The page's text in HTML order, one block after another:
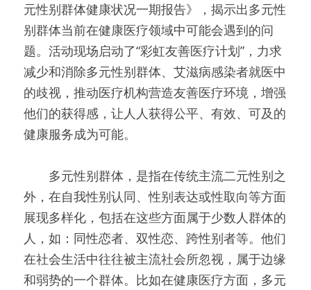
元性别群体健康状况一期报告》，揭示出多元性
别群体当前在健康医疗领域中可能会遇到的问
题。活动现场启动了“彩虹友善医疗计划”，力求
减少和消除多元性别群体、艾滋病感染者就医中
的歧视，推动医疗机构营造友善医疗环境，增强
他们的获得感，让人人获得公平、有效、可及的
健康服务成为可能。
多元性别群体，是指在传统主流二元性别之
外，在自我性别认同、性别表达或性取向等方面
展现多样化，包括在这些方面属于少数人群体的
人，如：同性恋者、双性恋、跨性别者等。他们
在社会生活中往往被主流社会所忽视，属于边缘
和弱势的一个群体。比如在健康医疗方面，多元